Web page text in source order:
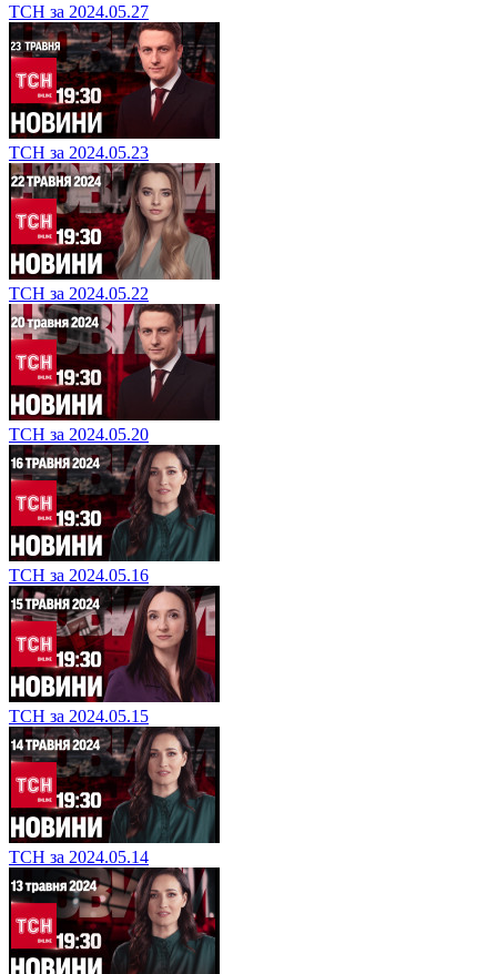
ТСН за 2024.05.27
ТСН за 2024.05.23
ТСН за 2024.05.22
ТСН за 2024.05.20
ТСН за 2024.05.16
ТСН за 2024.05.15
ТСН за 2024.05.14